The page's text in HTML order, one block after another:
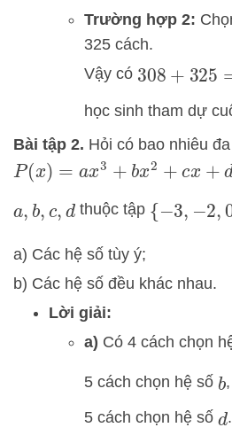
Trường hợp 2:
325 cách.
Vậy có 308 +325=
học sinh tham dự
Bài tập 2. Hỏi có bao nhiêu
P(x)=ax3+b x2+cx+d
a, b, c,d thuộc tập {−3,−2,0 ,
a) Các hệ số tùy ý;
b) Các hệ số đều khác nhau.
Lời giải:
a) Có 4 cách chọn
5 cách chọn hệ số b
5 cách chọn hệ số d